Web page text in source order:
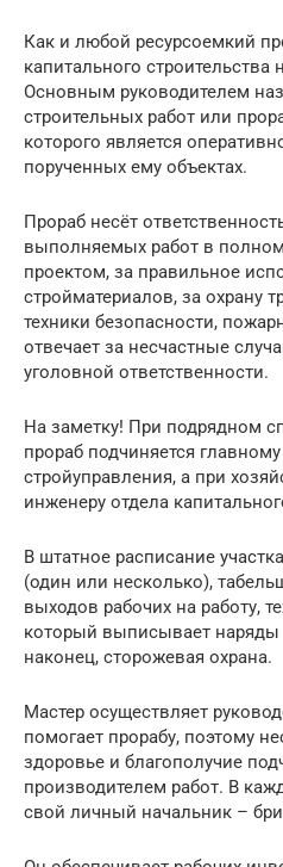
Как и любой ресурсоемкий
капитального строительства
Основным руководителем
строительных работ или
которого является
порученных ему объектах.
Прораб несёт
выполняемых работ в
проектом, за правильное
стройматериалов, за охрану
техники безопасности,
отвечает за несчастные
уголовной ответственности.
На заметку! При подрядном
прораб подчиняется
стройуправления, а при
инженеру отдела
В штатное расписание
(один или несколько),
выходов рабочих на работу,
который выписывает
наконец, сторожевая охрана.
Мастер осуществляет
помогает прорабу, поэтому
здоровье и благополучие
производителем работ. В
свой личный начальник –